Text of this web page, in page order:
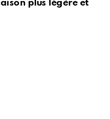
plus légère et